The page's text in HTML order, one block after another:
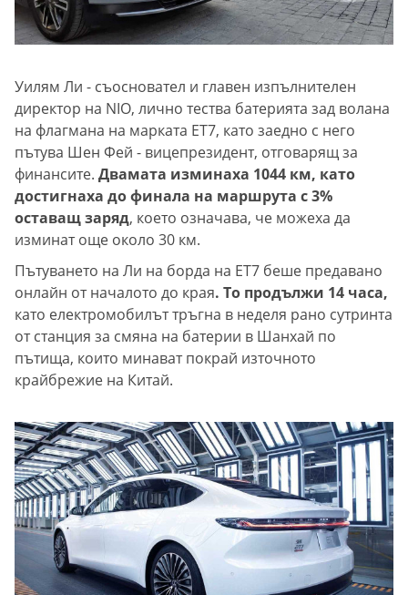
Уилям Ли - съосновател и главен изпълнителен
директор на NIO, лично тества батерията зад волана
на флагмана на марката ET7, като заедно с него
пътува Шен Фей - вицепрезидент, отговарящ за
финансите. Двамата изминаха 1044 км, като
достигнаха до финала на маршрута с 3%
оставащ заряд, което означава, че можеха да
изминат още около 30 км.
Пътуването на Ли на борда на ET7 беше предавано
онлайн от началото до края. То продължи 14 часа,
като електромобилът тръгна в неделя рано сутринта
от станция за смяна на батерии в Шанхай по
пътища, които минават покрай източното
крайбрежие на Китай.